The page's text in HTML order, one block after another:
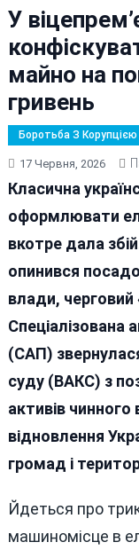
У
майно на
гривень
Боротьба З Корупцією
17 Червня, 2026
Класична
оформлювати
вкотре дала
опинився
влади,
Спеціалізована
(САП)
суду (ВАКС) з
активів чинного
відновлення
громад і
Йдеться про
машиномісце в